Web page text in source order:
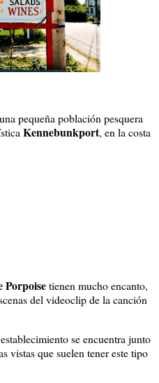
pequeña población pesquera
Kennebunkport, en la costa
Porpoisetienen mucho encanto,
del videoclip de la canción
se encuentra junto
vistas que suelen tener este tipo